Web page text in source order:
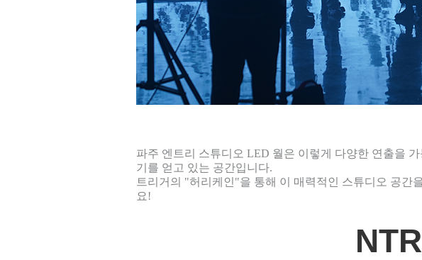
파주 엔트리 스튜디오 LED 월은 이렇게 다양한 연출을
기를 얻고 있는 공간입니다.
트리거의 "허리케인"을 통해 이 매력적인 스튜디오 공간
요!